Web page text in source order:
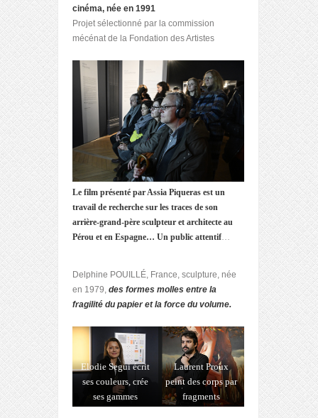
cinéma, née en 1991
Projet sélectionné par la commission
mécénat de la Fondation des Artistes
Le film présenté par Assia Piqueras est un
travail de recherche sur les traces de son
arrière-grand-père sculpteur et architecte au
Pérou et en Espagne… Un public attentif…
Delphine POUILLÉ, France, sculpture, née
en 1979, des formes molles entre la
fragilité du papier et la force du volume.
Elodie Segui écrit
ses couleurs, crée
ses gammes
Laurent Proux
peint des corps par
fragments